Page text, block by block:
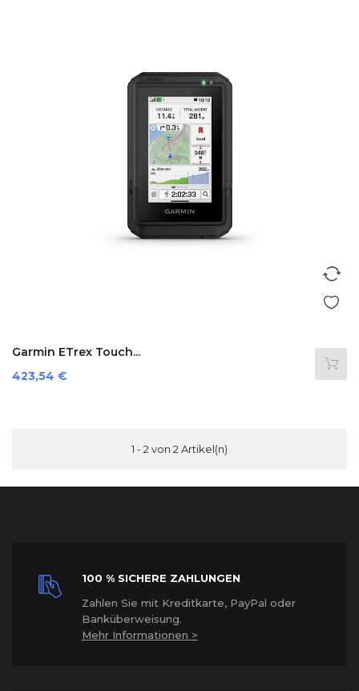
Garmin ETrex Touch...
Preis
423,54 €
1 - 2 von 2 Artikel(n)
100 % SICHERE ZAHLUNGEN
Zahlen Sie mit Kreditkarte, PayPal oder
Banküberweisung.
Mehr Informationen >